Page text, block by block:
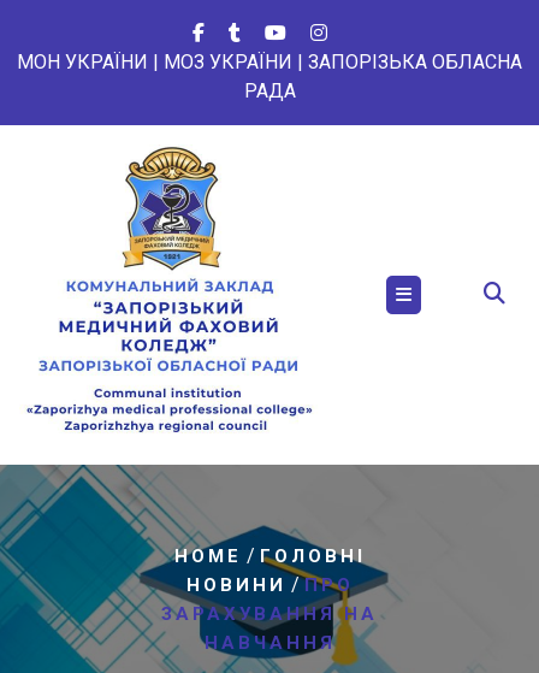
вмісту
МОН УКРАЇНИ | МОЗ УКРАЇНИ | ЗАПОРІЗЬКА ОБЛАСНА
РАДА
HOME / ГОЛОВНІ
НОВИНИ /ПРО
ЗАРАХУВАННЯ НА
НАВЧАННЯ